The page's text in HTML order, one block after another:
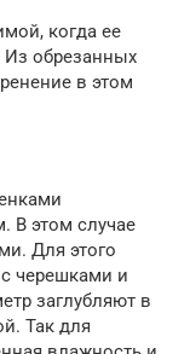
когда ее
Из обрезанных
в этом
В этом случае
Для этого
черешками и
заглубляют в
Так для